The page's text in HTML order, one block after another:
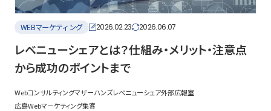
WEBマーケティング 2026.02.23 2026.06.07
レベニューシェアとは？仕組み・メリット・注意点
から成功のポイントまで
Webコンサルティングマザーハンズレベニューシェア外部広報室
広島Webマーケティング集客